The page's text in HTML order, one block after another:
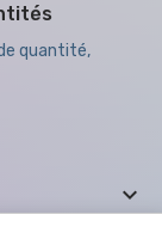
quantité,
